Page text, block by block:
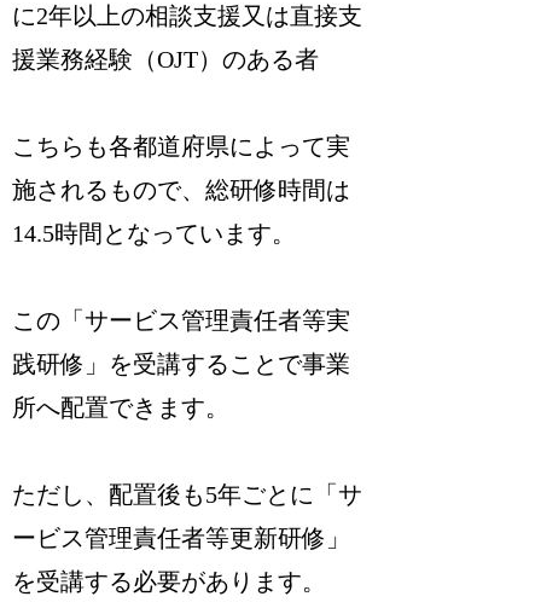
に2年以上の相談支援又は直接支
援業務経験（OJT）のある者
こちらも各都道府県によって実
施されるもので、総研修時間は
14.5時間となっています。
この「サービス管理責任者等実
践研修」を受講することで事業
所へ配置できます。
ただし、配置後も5年ごとに「サ
ービス管理責任者等更新研修」
を受講する必要があります。